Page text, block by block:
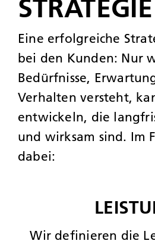
STRATEGIE
Eine erfolgreiche
bei den Kunden: Nur
Bedürfnisse,
Verhalten versteht,
entwickeln, die
und wirksam sind. Im
dabei:
Wir definieren die